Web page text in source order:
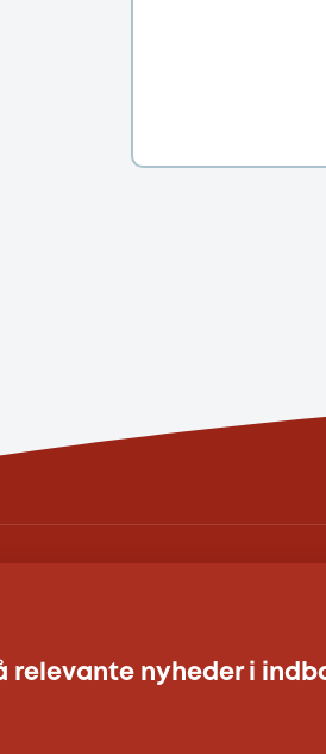
relevante nyheder i